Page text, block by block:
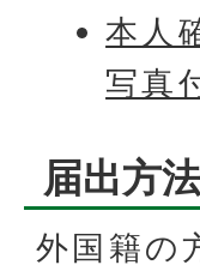
本人
写真
届出方法
外国籍の